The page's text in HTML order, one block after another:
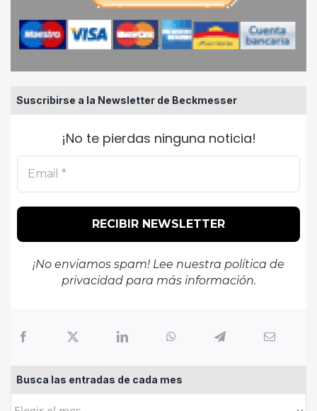
Suscribirse a la Newsletter de Beckmesser
¡No te pierdas ninguna noticia!
¡No enviamos spam! Lee nuestra política de
privacidadpara más información.
Busca las entradas de cada mes
Busca